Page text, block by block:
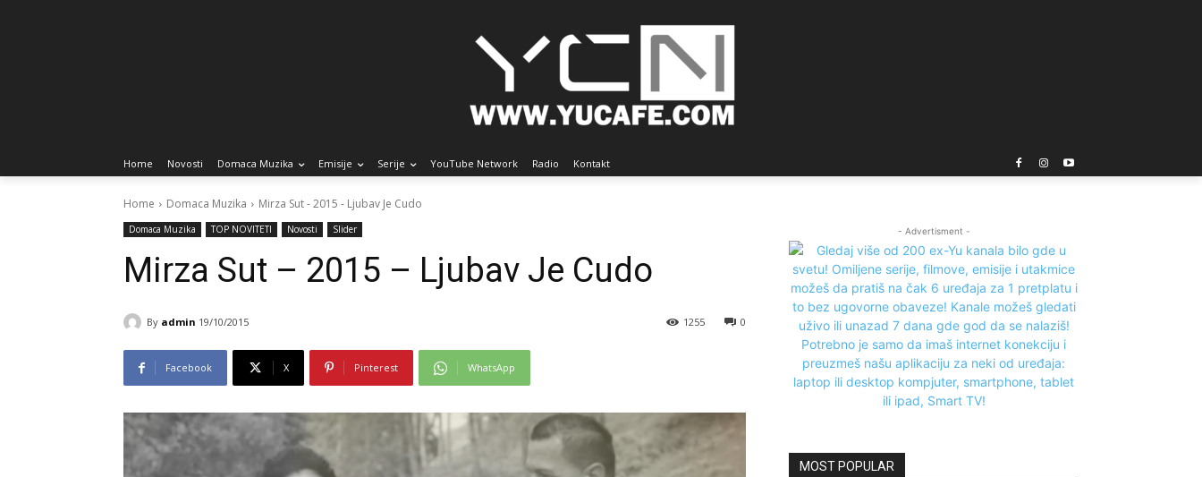
Home Novosti Domaca Muzika Emisije Serije YouTube Network Radio Kontakt
Home Domaca Muzika Mirza Sut - 2015 - Ljubav Je Cudo
Domaca Muzika TOP NOVITETI Novosti Slider
Mirza Sut – 2015 – Ljubav Je Cudo
By admin 19/10/2015 0
1255
Facebook X Pinterest WhatsApp
- Advertisment -
MOST POPULAR